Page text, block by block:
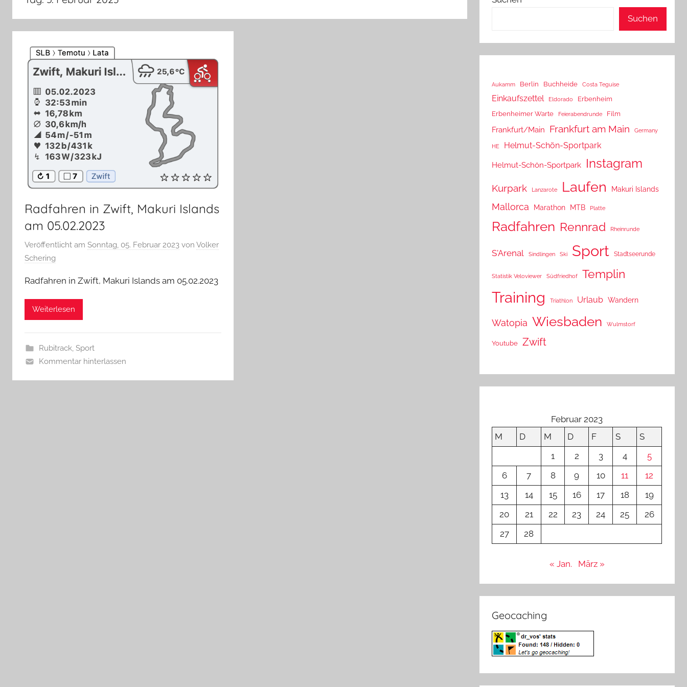
Radfahren in Zwift, Makuri Islands
am 05.02.2023
Veröffentlicht am Sonntag, 05. Februar 2023 von Volker
Schering
Radfahren in Zwift, Makuri Islands am 05.02.2023
Weiterlesen
Rubitrack, Sport
Kommentar hinterlassen
Suchen
Aukamm Berlin Buchheide Costa Teguise
Einkaufszettel Eldorado
Erbenheim
Erbenheimer Warte
Feierabendrunde Film
Frankfurt/Main Frankfurt am Main Germany
HE Helmut-Schön-Sportpark
Helmut-Schön-Sportpark Instagram
Kurpark Lanzarote Laufen Makuri Islands
Mallorca Marathon MTB Platte
Radfahren Rennrad Rheinrunde
S'Arenal Sindlingen Ski Sport Stadtseerunde
Statistik Veloviewer Südfriedhof Templin
Training Triathlon Urlaub Wandern
Watopia Wiesbaden Wulmstorf
Youtube Zwift
Februar 2023
M
D M D F S
S
1
2 3 4
5
6
7 8 9 10 11
12
13
14 15 16 17 18
19
20
21 22 23 24 25
26
27
28
« Jan. März »
Geocaching